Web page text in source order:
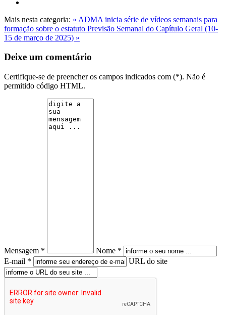
Mais nesta categoria: « ADMA inicia série de vídeos semanais para
formação sobre o estatuto Previsão Semanal do Capítulo Geral (10-
15 de março de 2025) »
Deixe um comentário
Certifique-se de preencher os campos indicados com (*). Não é
permitido código HTML.
Mensagem *
Nome *
E-mail *
URL do site